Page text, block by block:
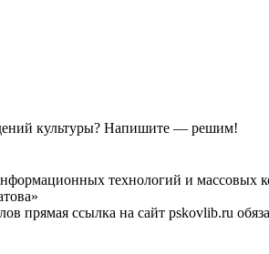
культуры? Напишите — решим!
технологий и массовых
прямая ссылка на сайт pskovlib.ru